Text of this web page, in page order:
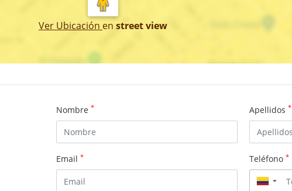
Ver Ubicación en street view
Nombre * Apellidos *
Email * Teléfono *
▼